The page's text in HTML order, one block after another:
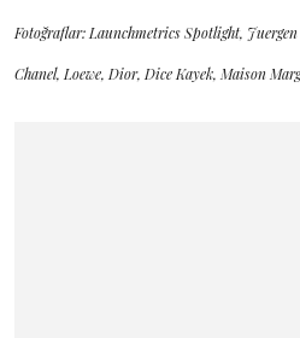
Fotoğraflar: Launchmetrics Spotlight, Juergen
Chanel, Loewe, Dior, Dice Kayek, Maison